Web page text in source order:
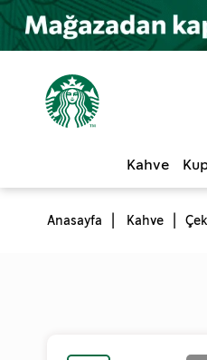
Kahve
Anasayfa Kahve